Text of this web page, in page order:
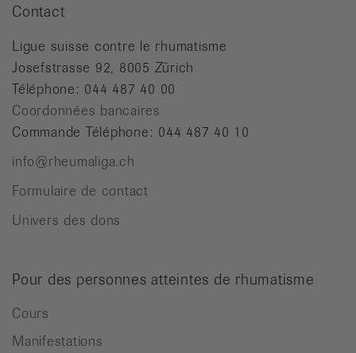
Contact
Ligue suisse contre le rhumatisme
Josefstrasse 92, 8005 Zürich
Téléphone: 044 487 40 00
Coordonnées bancaires
Commande Téléphone: 044 487 40 10
info@rheumaliga.ch
Formulaire de contact
Univers des dons
Pour des personnes atteintes de rhumatisme
Cours
Manifestations